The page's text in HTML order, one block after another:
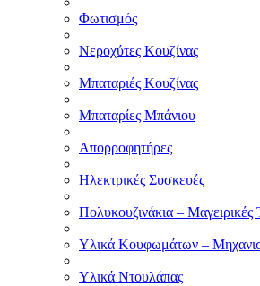
Φωτισμός
Νεροχύτες Κουζίνας
Μπαταριές Κουζίνας
Μπαταρίες Μπάνιου
Απορροφητήρες
Ηλεκτρικές Συσκευές
Πολυκουζινάκια – Μαγειρικές
Υλικά Κουφωμάτων –
Υλικά Ντουλάπας